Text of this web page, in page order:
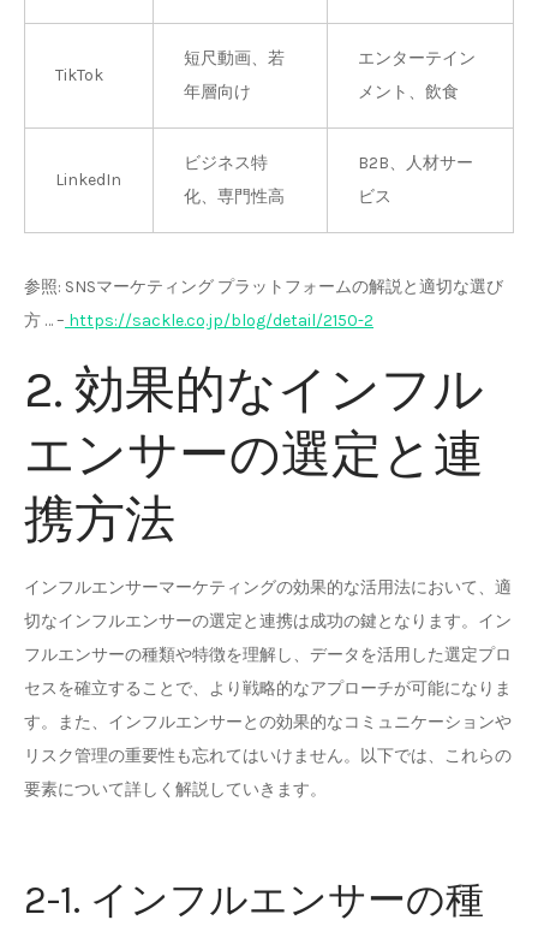
TikTok
短尺動画、若
年層向け
エンターテイン
メント、飲食
LinkedIn
ビジネス特
化、専門性高
B2B、人材サー
ビス
参照: SNSマーケティング プラットフォームの解説と適切な選び
方 … – https://sackle.co.jp/blog/detail/2150-2
2. 効果的なインフル
エンサーの選定と連
携方法
インフルエンサーマーケティングの効果的な活用法において、適
切なインフルエンサーの選定と連携は成功の鍵となります。イン
フルエンサーの種類や特徴を理解し、データを活用した選定プロ
セスを確立することで、より戦略的なアプローチが可能になりま
す。また、インフルエンサーとの効果的なコミュニケーションや
リスク管理の重要性も忘れてはいけません。以下では、これらの
要素について詳しく解説していきます。
2-1. インフルエンサーの種